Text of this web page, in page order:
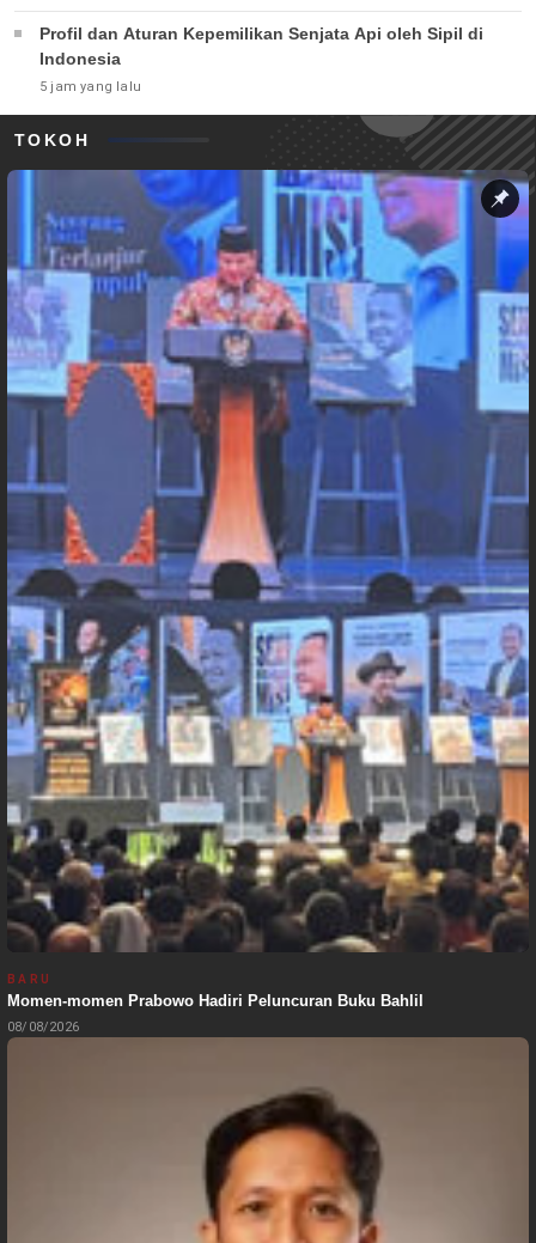
Profil dan Aturan Kepemilikan Senjata Api oleh Sipil di
Indonesia
5 jam yang lalu
TOKOH
BARU
Momen-momen Prabowo Hadiri Peluncuran Buku Bahlil
08/08/2026